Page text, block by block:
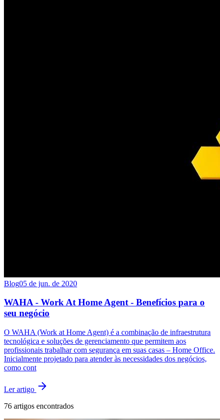
Blog05 de jun. de 2020
WAHA - Work At Home Agent - Benefícios para o
seu negócio
O WAHA (Work at Home Agent) é a combinação de infraestrutura
tecnológica e soluções de gerenciamento que permitem aos
profissionais trabalhar com segurança em suas casas – Home Office.
Inicialmente projetado para atender às necessidades dos negócios,
como cont
Ler artigo
76 artigos encontrados